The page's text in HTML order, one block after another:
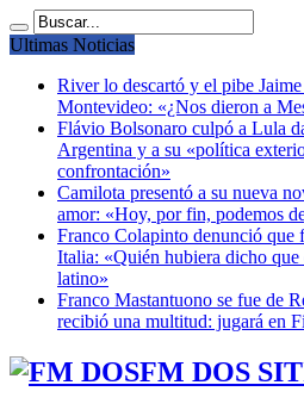
Ultimas Noticias
River lo descartó y el pibe
Montevideo: «¿Nos dieron a
Flávio Bolsonaro culpó a Lula
Argentina y a su «política
confrontación»
Camilota presentó a su nueva
amor: «Hoy, por fin, podemos
Franco Colapinto denunció que
Italia: «Quién hubiera dicho que
latino»
Franco Mastantuono se fue de
recibió una multitud: jugará en
FM DOS